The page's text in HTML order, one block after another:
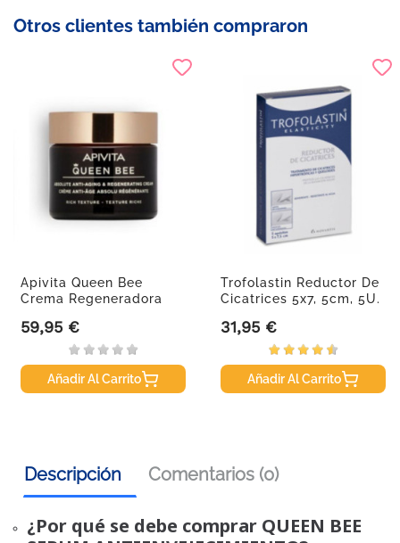
Otros clientes también compraron
Apivita Queen Bee
Crema Regeneradora
Precio
59,95 €
Añadir Al Carrito
Trofolastin Reductor De
Cicatrices 5x7, 5cm, 5U.
Precio
31,95 €
Añadir Al Carrito
Descripción Comentarios (0)
¿Por qué se debe comprar QUEEN BEE